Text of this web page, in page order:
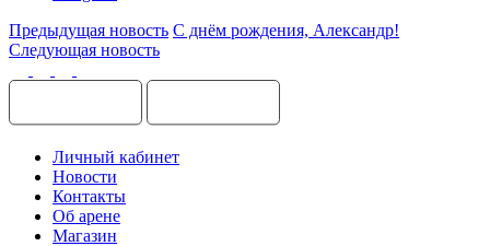
Предыдущая новость С днём рождения, Александр!
Следующая новость
Личный кабинет
Новости
Контакты
Об арене
Магазин